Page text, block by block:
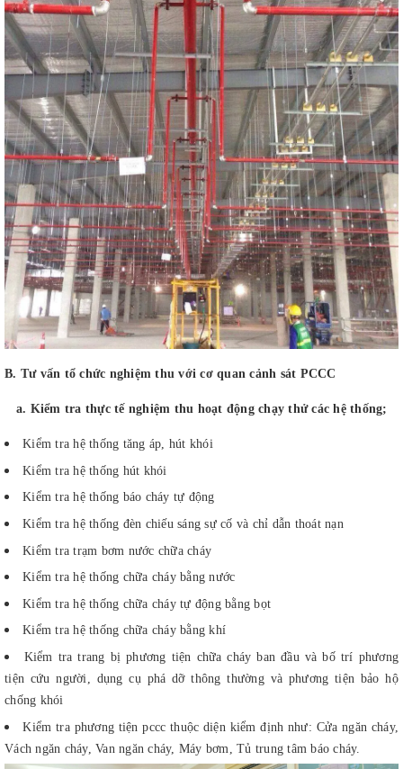
B. Tư vấn tổ chức nghiệm thu với cơ quan cảnh sát PCCC
a. Kiểm tra thực tế nghiệm thu hoạt động chạy thử các hệ thống;
Kiểm tra hệ thống tăng áp, hút khói
Kiểm tra hệ thống hút khói
Kiểm tra hệ thống báo cháy tự động
Kiểm tra hệ thống đèn chiếu sáng sự cố và chỉ dẫn thoát nạn
Kiểm tra trạm bơm nước chữa cháy
Kiểm tra hệ thống chữa cháy bằng nước
Kiểm tra hệ thống chữa cháy tự động bằng bọt
Kiểm tra hệ thống chữa cháy bằng khí
Kiểm tra trang bị phương tiện chữa cháy ban đầu và bố trí phương
tiện cứu người, dụng cụ phá dỡ thông thường và phương tiện bảo hộ
chống khói
Kiểm tra phương tiện pccc thuộc diện kiểm định như: Cửa ngăn cháy,
Vách ngăn cháy, Van ngăn cháy, Máy bơm, Tủ trung tâm báo cháy.